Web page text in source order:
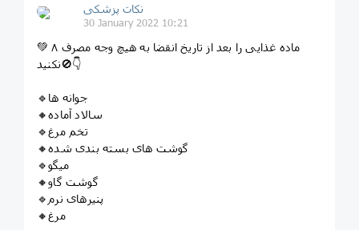
نکات پزشکی
30 January 2022 10:21
💚 ۸ ماده غذایی را بعد از تاریخ انقضا به هیچ وجه مصرف
نکنید🚫👇
🔹جوانه ها
🔸سالاد آماده
🔹تخم مرغ
🔸گوشت های بسته بندی شده
🔹میگو
🔸گوشت گاو
🔹پنیرهای نرم
🔸مرغ